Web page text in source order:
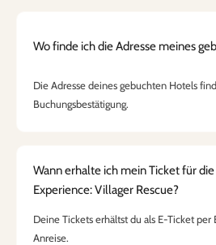
Wo finde ich die Adresse meines
Die Adresse deines gebuchten Hotels
Buchungsbestätigung.
Wann erhalte ich mein Ticket für
Experience: Villager Rescue?
Deine Tickets erhältst du als E-Ticket per
Anreise.